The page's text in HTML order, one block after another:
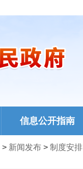
信息公开指南
> 新闻发布 > 制度安排